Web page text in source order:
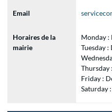
Email
Horaires de la
mairie
Monday :
Tuesday
Thursday
Friday :
Saturday